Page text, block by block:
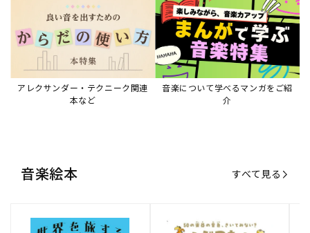
アレクサンダー・テクニーク関連
本など
音楽について学べるマンガをご紹
介
音楽絵本 すべて見る